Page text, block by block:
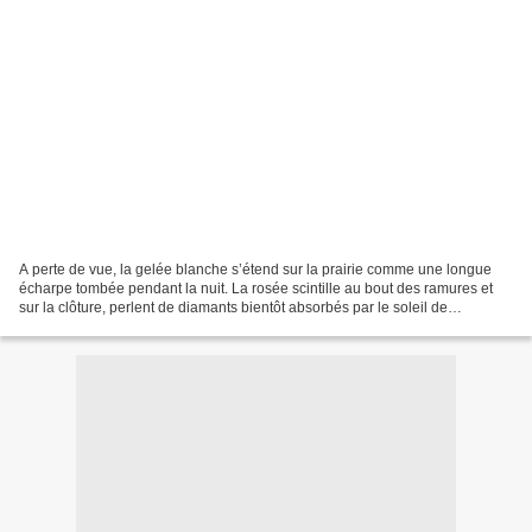
A perte de vue, la gelée blanche s’étend sur la prairie comme une longue
écharpe tombée pendant la nuit. La rosée scintille au bout des ramures et
sur la clôture, perlent de diamants bientôt absorbés par le soleil de